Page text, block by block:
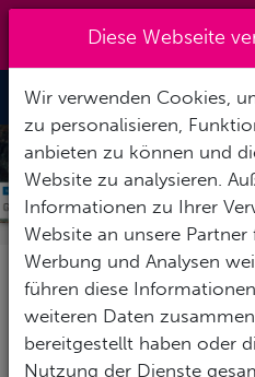
SCUBAPRO Galileo3 -
Uhrenformat
DerSCUBAPRO Galileo 3
Diese Webseite
Wir verwenden Cookies,
zu personalisieren,
anbieten zu können und
Website zu analysieren.
Informationen zu Ihrer
Website an unsere
Werbung und Analysen
führen diese
weiteren Daten
bereitgestellt haben oder
Nutzung der Dienste